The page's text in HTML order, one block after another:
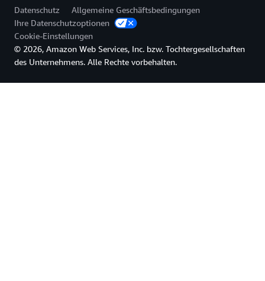
Datenschutz
Allgemeine Geschäftsbedingungen
Ihre Datenschutzoptionen
Cookie-Einstellungen
© 2026, Amazon Web Services, Inc. bzw. Tochtergesellschaften
des Unternehmens. Alle Rechte vorbehalten.